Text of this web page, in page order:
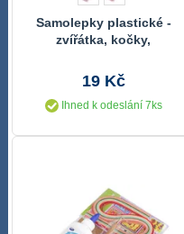
Samolepky plastické -
zvířátka, kočky,
19 Kč
Ihned k odeslání 7ks